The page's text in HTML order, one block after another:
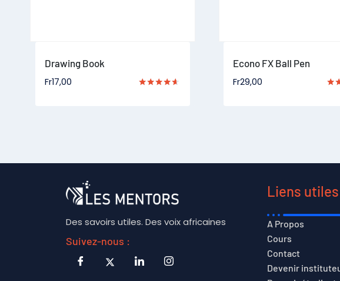
Drawing Book
Fr17,00
Econo FX Ball Pen
Fr29,00
Des savoirs utiles. Des voix africaines
Suivez-nous :
Liens utiles
A Propos
Cours
Contact
Devenir